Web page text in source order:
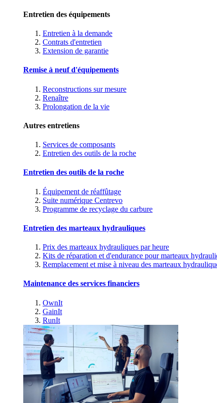
Entretien des équipements
Entretien à la demande
Contrats d'entretien
Extension de garantie
Remise à neuf d'équipements
Reconstructions sur mesure
Renaître
Prolongation de la vie
Autres entretiens
Services de composants
Entretien des outils de la roche
Entretien des outils de la roche
Équipement de réaffûtage
Suite numérique Centrevo
Programme de recyclage du carbure
Entretien des marteaux hydrauliques
Prix des marteaux hydrauliques par heure
Kits de réparation et d'endurance pour marteaux
Remplacement et mise à niveau des marteaux
Maintenance des services financiers
OwnIt
GainIt
RunIt